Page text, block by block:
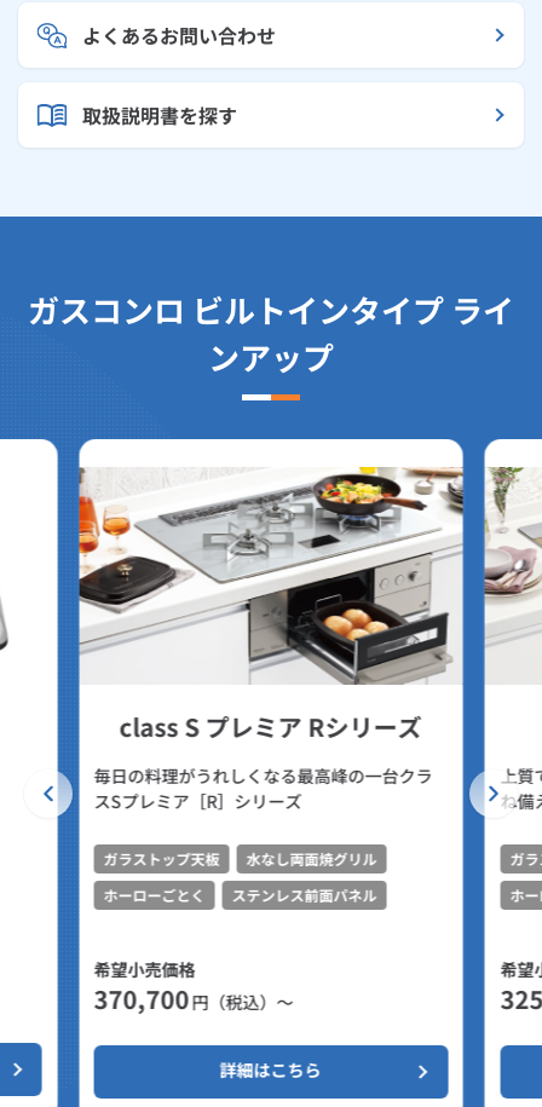
よくあるお問い合わせ
取扱説明書を探す
ガスコンロ ビルトインタイプ ライ
ンアップ
class S プレミア Rシリーズ
毎日の料理がうれしくなる最高峰の一台クラ
スSプレミア［R］シリーズ
ガラストップ天板
水なし両面焼グリル
ホーローごとく
ステンレス前面パネル
希望小売価格
370,700円（税込）～
詳細はこちら
上質
ね備
ガ
ホ
希望